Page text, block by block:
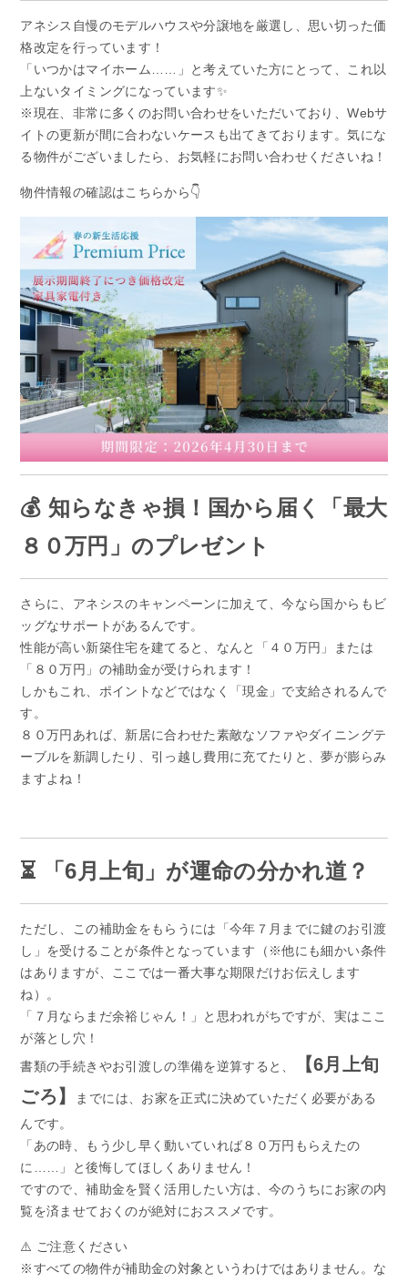
アネシス自慢のモデルハウスや分譲地を厳選し、思い切った価
格改定を行っています！
「いつかはマイホーム……」と考えていた方にとって、これ以
上ないタイミングになっています✨
※現在、非常に多くのお問い合わせをいただいており、Webサ
イトの更新が間に合わないケースも出てきております。気にな
る物件がございましたら、お気軽にお問い合わせくださいね！
物件情報の確認はこちらから👇
💰 知らなきゃ損！国から届く「最大
８０万円」のプレゼント
さらに、アネシスのキャンペーンに加えて、今なら国からもビ
ッグなサポートがあるんです。
性能が高い新築住宅を建てると、なんと「４０万円」または
「８０万円」の補助金が受けられます！
しかもこれ、ポイントなどではなく「現金」で支給されるんで
す。
８０万円あれば、新居に合わせた素敵なソファやダイニングテ
ーブルを新調したり、引っ越し費用に充てたりと、夢が膨らみ
ますよね！
⏳ 「6月上旬」が運命の分かれ道？
ただし、この補助金をもらうには「今年７月までに鍵のお引渡
し」を受けることが条件となっています（※他にも細かい条件
はありますが、ここでは一番大事な期限だけお伝えします
ね）。
「７月ならまだ余裕じゃん！」と思われがちですが、実はここ
が落とし穴！
書類の手続きやお引渡しの準備を逆算すると、
【6月上旬
ごろ】
までには、お家を正式に決めていただく必要がある
んです。
「あの時、もう少し早く動いていれば８０万円もらえたの
に……」と後悔してほしくありません！
ですので、補助金を賢く活用したい方は、今のうちにお家の内
覧を済ませておくのが絶対におススメです。
⚠️ ご注意ください
※すべての物件が補助金の対象というわけではありません。な